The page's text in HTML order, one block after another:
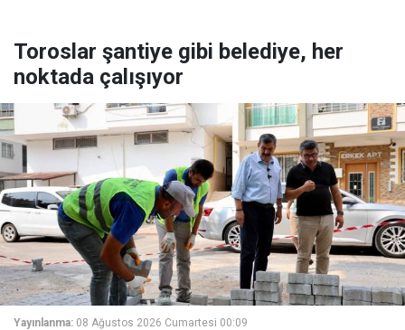
Toroslar şantiye gibi belediye, her
noktada çalışıyor
Yayınlanma: 08 Ağustos 2026 Cumartesi 00:09